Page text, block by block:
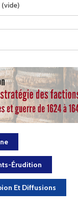
(vide)
Érudition
Et Diffusions